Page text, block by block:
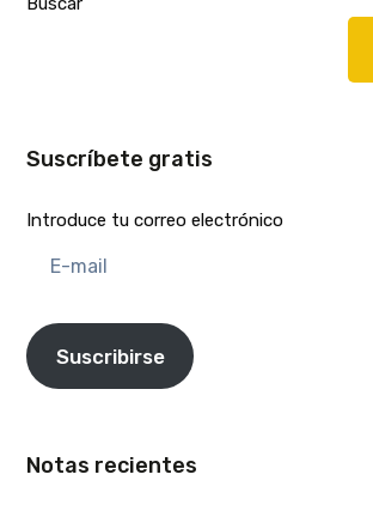
Suscríbete gratis
Introduce tu correo electrónico
mail
Suscribirse
Notas recientes